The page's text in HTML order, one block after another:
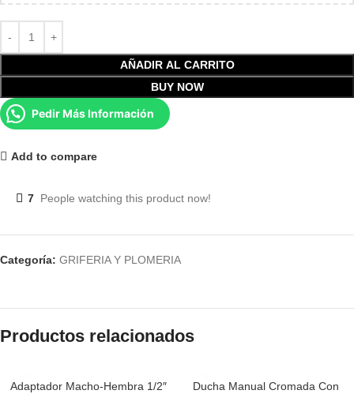
AÑADIR AL CARRITO
BUY NOW
Pedir Más Información
Add to compare
7 People watching this product now!
Categoría: GRIFERIA Y PLOMERIA
Productos relacionados
Adaptador Macho-Hembra 1/2″
Ducha Manual Cromada Con